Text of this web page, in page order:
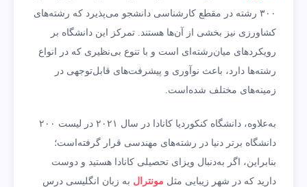
۳۰۰ رشته در مقطع کارشناسی دانشجو می‌پذیرد که رشته‌های
کشاورزی نیز بخشی از آن‌ها هستند. تمرکز این دانشگاه بر
رویکردهای میان‌رشته‌ای است و با تنوع بی‌نظیری که در انواع
رشته‌ها دارد، باعث نوآوری و پیشرفت‌های قابل‌توجهی در
زمینه‌های مختلف شده‌است.
به‌علاوه، دانشگاه کنکوردیا کانادا در سال ۲۰۲۱ در لیست ۲۰۰
دانشگاه برتر دنیا در رشته‌های مهندسی قرار گرفته‌است؛
بنابراین، اگر به‌دنبال ویزای تحصیلی کانادا هستید و دوست
دارید که در شهر زیبایی مثل مونترال به زبان انگلیسی درس